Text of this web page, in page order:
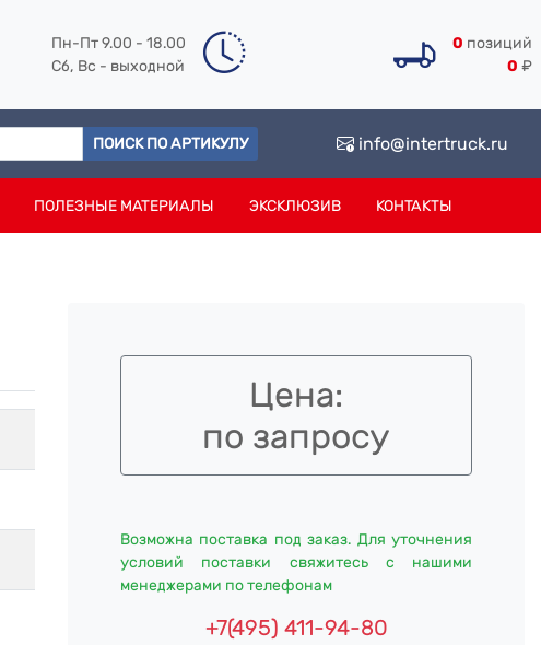
Пн-Пт 9.00 - 18.00
Сб, Вс - выходной
0 позиций
0 ₽
ПОИСК ПО АРТИКУЛУ info@intertruck.ru
ПОЛЕЗНЫЕ МАТЕРИАЛЫ ЭКСКЛЮЗИВ КОНТАКТЫ
Цена:
по запросу
Возможна поставка под заказ. Для уточнения
условий поставки свяжитесь с нашими
менеджерами по телефонам
+7(495) 411-94-80